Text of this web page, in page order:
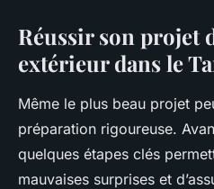
Réussir son projet
extérieur dans le
Même le plus beau projet
préparation rigoureuse.
quelques étapes clés
mauvaises surprises et